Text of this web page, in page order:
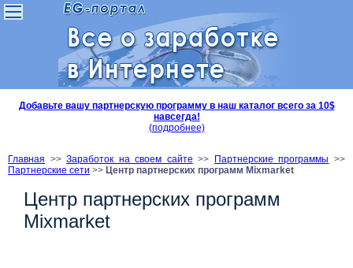
Добавьте вашу партнерскую программу в наш каталог всего за 10$
навсегда!
(подробнее)
Главная >>Заработок на своем сайте >> Партнерские программы >>
Партнерские сети >> Центр партнерских программ Mixmarket
Центр партнерских программ
Mixmarket